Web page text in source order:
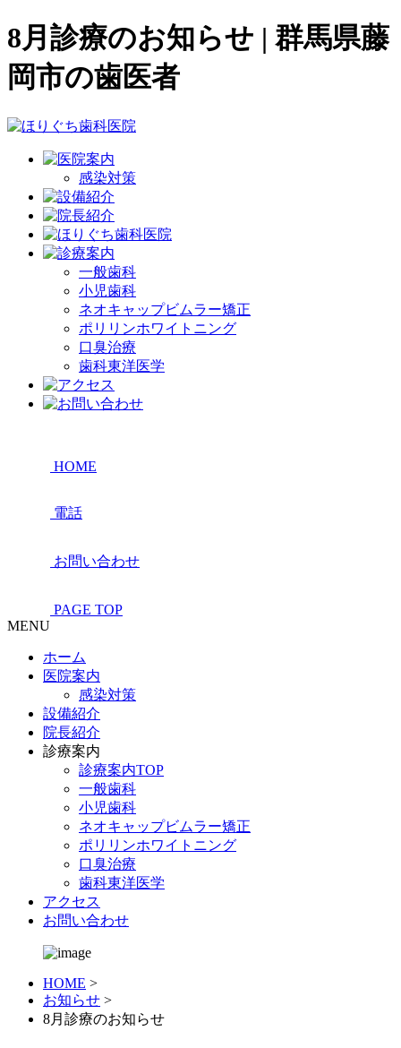
8月診療のお知らせ | 群馬県藤
岡市の歯医者
感染対策
一般歯科
小児歯科
ネオキャップビムラー矯正
ポリリンホワイトニング
口臭治療
歯科東洋医学
HOME
電話
お問い合わせ
PAGE TOP
MENU
ホーム
医院案内
感染対策
設備紹介
院長紹介
診療案内
診療案内TOP
一般歯科
小児歯科
ネオキャップビムラー矯正
ポリリンホワイトニング
口臭治療
歯科東洋医学
アクセス
お問い合わせ
HOME >
お知らせ >
8月診療のお知らせ